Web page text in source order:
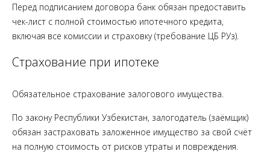
Перед подписанием договора банк обязан предоставить
чек-лист с полной стоимостью ипотечного кредита,
включая все комиссии и страховку (требование ЦБ РУз).
Страхование при ипотеке
Обязательное страхование залогового имущества.
По закону Республики Узбекистан, залогодатель (заёмщик)
обязан застраховать заложенное имущество за свой счёт
на полную стоимость от рисков утраты и повреждения.